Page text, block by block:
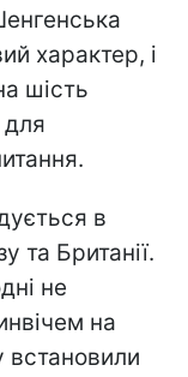
характер, і
шість
для
в
та Британії.
не
на
встановили